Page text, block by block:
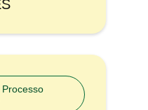
Processo